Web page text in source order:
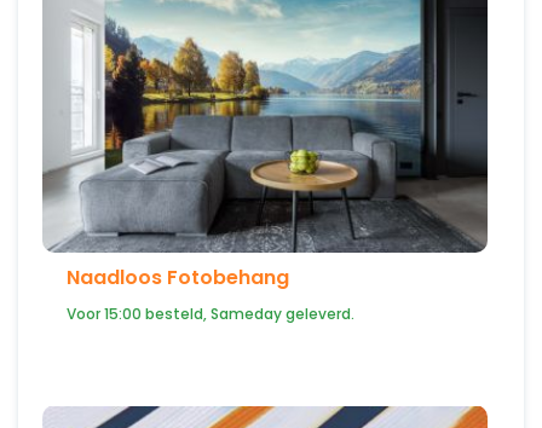
Naadloos Fotobehang
Voor 15:00 besteld, Sameday geleverd.